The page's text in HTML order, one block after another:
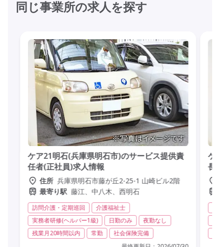
同じ事業所の求人を探す
ケア21明石(兵庫県明石市)のサービス提供責
任者(正社員)求人情報
住所 兵庫県明石市藤が丘2-25-1 山崎ビル2階
最寄り駅 藤江、中八木、西明石
訪問介護・定期巡回
介護福祉士
実務者研修(ヘルパー1級)
日勤のみ
夜勤なし
残業月20時間以内
常勤
社会保険完備
ケ
長